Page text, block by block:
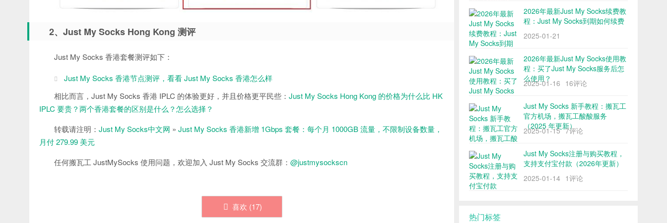
2、Just My Socks Hong Kong 测评
Just My Socks 香港套餐测评如下：
Just My Socks 香港节点测评，看看 Just My Socks 香港怎么样
相比而言，Just My Socks 香港 IPLC 的体验更好，并且价格更平民些： Just My Socks Hong Kong 的价格为什么比 HK
IPLC 要贵？两个香港套餐的区别是什么？怎么选择？
转载请注明： Just My Socks中文网 » Just My Socks 香港新增 1Gbps 套餐：每个月 1000GB 流量，不限制设备数量，
月付 279.99 美元
任何搬瓦工 JustMySocks 使用问题，欢迎加入 Just My Socks 交流群： @justmysockscn
喜欢 (17)
2026年最新Just My Socks续费教
程：Just My Socks到期如何续费
2025-01-21
2026年最新Just My Socks使用教
程：买了Just My Socks服务后怎
么使用？
2025-01-16 16评论
Just My Socks 新手教程：搬瓦工
官方机场，搬瓦工酸酸服务
（2025 年更新）
2025-01-15 7评论
Just My Socks注册与购买教程，
支持支付宝付款（2026年更新）
2025-01-14 1评论
热门标签